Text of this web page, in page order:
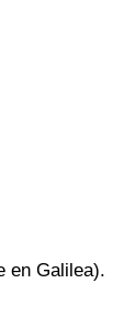
en Galilea).